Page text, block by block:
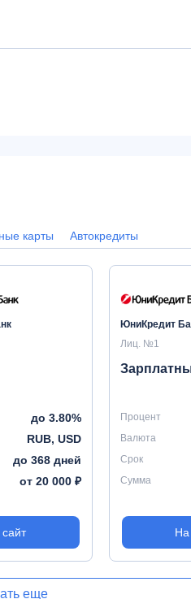
карты Автокредиты
до 3.80%
RUB, USD
до 368 дней
от 20 000 ₽
ЮниКредит
Лиц. №1
Процент
Валюта
Срок
Сумма
На
еще